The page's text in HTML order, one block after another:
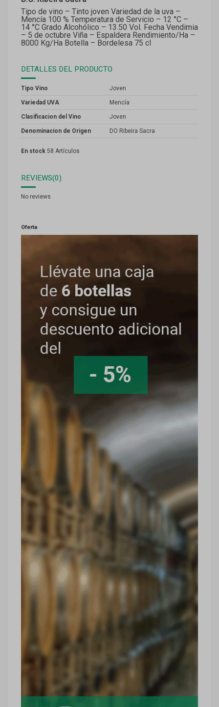
Tipo de vino – Tinto joven Variedad de la uva –
Mencía 100 % Temperatura de Servicio – 12 °C –
14 °C Grado Alcohólico – 13.50 Vol. Fecha Vendimia
– 5 de octubre Viña – Espaldera Rendimiento/Ha –
8000 Kg/Ha Botella – Bordelesa 75 cl
DETALLES DEL PRODUCTO
Tipo Vino Joven
Variedad UVA Mencía
Clasificacion del Vino Joven
Denominacion de Origen DO Ribeira Sacra
En stock 58 Artículos
REVIEWS(0)
No reviews
Oferta